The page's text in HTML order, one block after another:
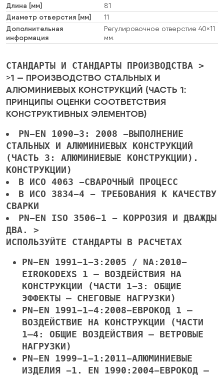
Длина [мм] 81
Диаметр отверстия [мм] 11
Дополнительная
информация
Регулировочное отверстие 40×11
мм.
СТАНДАРТЫ И СТАНДАРТЫ ПРОИЗВОДСТВА >
>1 — ПРОИЗВОДСТВО СТАЛЬНЫХ И
АЛЮМИНИЕВЫХ КОНСТРУКЦИЙ (ЧАСТЬ 1:
ПРИНЦИПЫ ОЦЕНКИ СООТВЕТСТВИЯ
КОНСТРУКТИВНЫХ ЭЛЕМЕНТОВ)
PN-EN 1090-3: 2008 -ВЫПОЛНЕНИЕ
СТАЛЬНЫХ И АЛЮМИНИЕВЫХ КОНСТРУКЦИЙ
(ЧАСТЬ 3: АЛЮМИНИЕВЫЕ КОНСТРУКЦИИ).
КОНСТРУКЦИИ)
В ИСО 4063 -СВАРОЧНЫЙ ПРОЦЕСС
В ИСО 3834-4 - ТРЕБОВАНИЯ К КАЧЕСТВУ
СВАРКИ
PN-EN ISO 3506-1 - КОРРОЗИЯ И ДВАЖДЫ
ДВА. >
ИСПОЛЬЗУЙТЕ СТАНДАРТЫ В РАСЧЕТАХ
PN-EN 1991-1-3:2005 / NA:2010-
EIROKODEXS 1 — ВОЗДЕЙСТВИЯ НА
КОНСТРУКЦИИ (ЧАСТИ 1-3: ОБЩИЕ
ЭФФЕКТЫ — СНЕГОВЫЕ НАГРУЗКИ)
PN-EN 1991-1-4:2008-ЕВРОКОД 1 —
ВОЗДЕЙСТВИЕ НА КОНСТРУКЦИИ (ЧАСТИ
1–4: ОБЩИЕ ВОЗДЕЙСТВИЯ — ВЕТРОВЫЕ
НАГРУЗКИ)
PN-EN 1999-1-1:2011-АЛЮМИНИЕВЫЕ
ИЗДЕЛИЯ -1. EN 1990:2004-ЕВРОКОД –